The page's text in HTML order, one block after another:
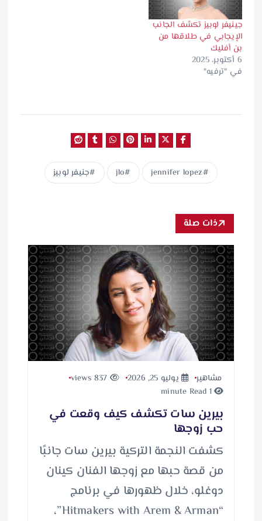
جينيفر لوبيز تكشف الجانب
الإيجابي في طلاقها من
بن أفليك
6 أكتوبر، 2025
في "ترفيه"
jennifer lopez
jlo جنيفر لوبيز
ذات صلة
مشاهير يوليو 25, 2026
1 minute Read
بيرين سات تكشف كيف وقعت في
حب زوجها
كشفت النجمة التركية بيرين سات جانبًا
من قصة حبها مع زوجها الفنان كينان
دوغلو، خلال ظهورها في برنامج
“Hitmakers with Arem & Arman”،